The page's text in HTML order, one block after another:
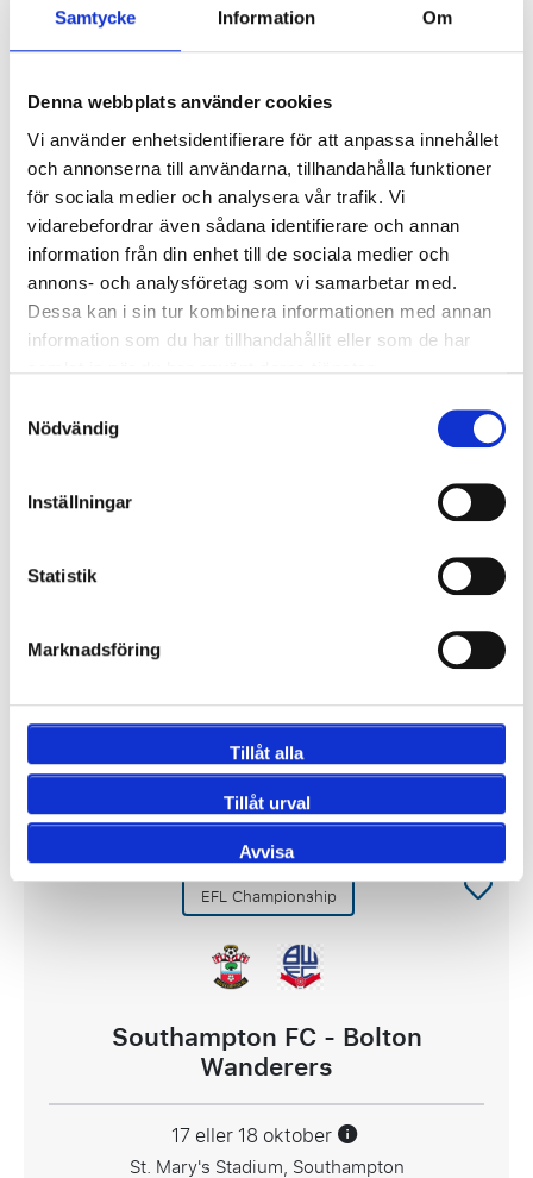
Samtycke Information Om
Denna webbplats använder cookies
Vi använder enhetsidentifierare för att anpassa innehållet
och annonserna till användarna, tillhandahålla funktioner
för sociala medier och analysera vår trafik. Vi
vidarebefordrar även sådana identifierare och annan
information från din enhet till de sociala medier och
annons- och analysföretag som vi samarbetar med.
Dessa kan i sin tur kombinera informationen med annan
information som du har tillhandahållit eller som de har
Nödvändig
Inställningar
Statistik
Marknadsföring
Tillåt alla
Tillåt urval
Avvisa
12 eller 13 september
3218 SEK
Visa Paket
EFL Championship
Southampton FC - Portsmouth FC
4240 SEK
Visa Paket
EFL Championship
Southampton FC - Bolton
Wanderers
17 eller 18 oktober
St. Mary's Stadium, Southampton